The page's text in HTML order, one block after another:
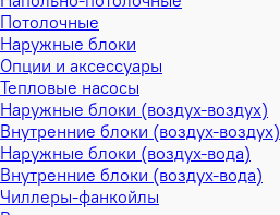
Потолочные
Наружные блоки
Опции и аксессуары
Тепловые насосы
Наружные блоки (воздух-воздух)
Внутренние блоки (воздух-воздух)
Наружные блоки (воздух-вода)
Внутренние блоки (воздух-вода)
Чиллеры-фанкойлы